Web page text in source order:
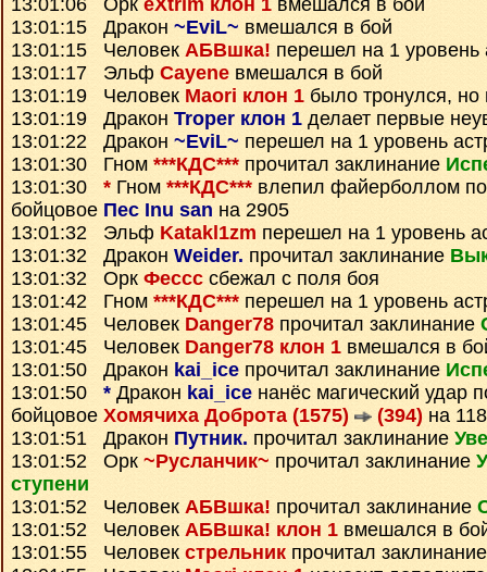
13:01:06 Орк eXtrim клон 1 вмешался в бой
13:01:15 Дракон ~EviL~ вмешался в бой
13:01:15 Человек АБВшка! перешел на 1 уровень
13:01:17 Эльф Cayene вмешался в бой
13:01:19 Человек Maori клон 1 было тронулся, но
13:01:19 Дракон Troper клон 1 делает первые
13:01:22 Дракон ~EviL~ перешел на 1 уровень
13:01:30 Гном ***КДС*** прочитал заклинание
13:01:30 * Гном ***КДС*** влепил файерболлом
бойцовое Пес Inu san на 2905
13:01:32 Эльф Katakl1zm перешел на 1 уровень
13:01:32 Дракон Weider. прочитал заклинание
13:01:32 Орк Фессс сбежал с поля боя
13:01:42 Гном ***КДС*** перешел на 1 уровень
13:01:45 Человек Danger78 прочитал заклинание
13:01:45 Человек Danger78 клон 1 вмешался в
13:01:50 Дракон kai_ice прочитал заклинание
13:01:50 * Дракон kai_ice нанёс магический удар
бойцовое Хомячиха Доброта (1575) (394) на
13:01:51 Дракон Путник. прочитал заклинание
13:01:52 Орк ~Русланчик~ прочитал заклинание
ступени
13:01:52 Человек АБВшка! прочитал заклинание
13:01:52 Человек АБВшка! клон 1 вмешался в
13:01:55 Человек стрельник прочитал